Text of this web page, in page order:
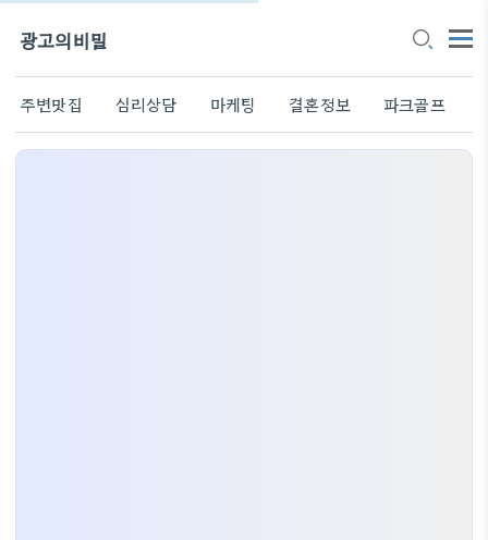
광고의비밀
주변맛집 심리상담 마케팅 결혼정보 파크골프